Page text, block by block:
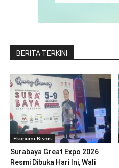
BERITA TERKINI
Ekonomi Bisnis
Surabaya Great Expo 2026
Resmi Dibuka Hari Ini, Wali